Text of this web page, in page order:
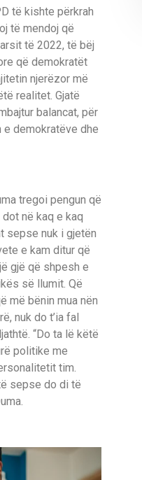
të kishte përkrah
të mendoj që
të 2022, të bëj
që demokratët
njerëzor më
realitet. Gjatë
balancat, për
demokratëve dhe
tregoi pengun që
në kaq e kaq
sepse nuk i gjetën
e kam ditur që
gjë që shpesh e
së llumit. Që
më bënin mua nën
nuk do t’ia fal
“Do ta lë këtë
politike me
tim.
sepse do di të